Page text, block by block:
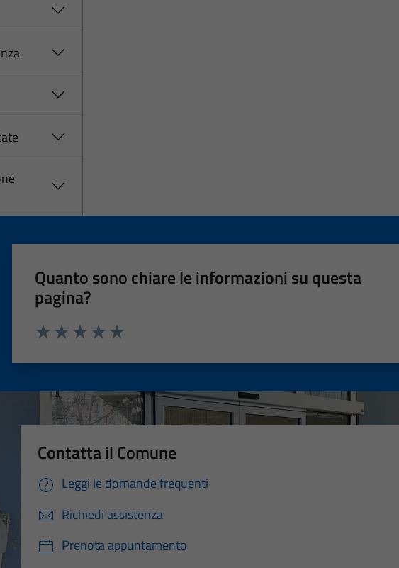
Quanto sono chiare le informazioni su questa
pagina?
Contatta il Comune
Leggi le domande frequenti
Richiedi assistenza
Prenota appuntamento